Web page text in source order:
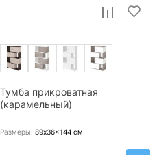
Тумба прикроватная
(карамельный)
Размеры: 89x36x144 см